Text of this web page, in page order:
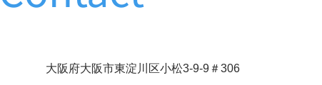
大阪府大阪市東淀川区小松3-9-9＃306